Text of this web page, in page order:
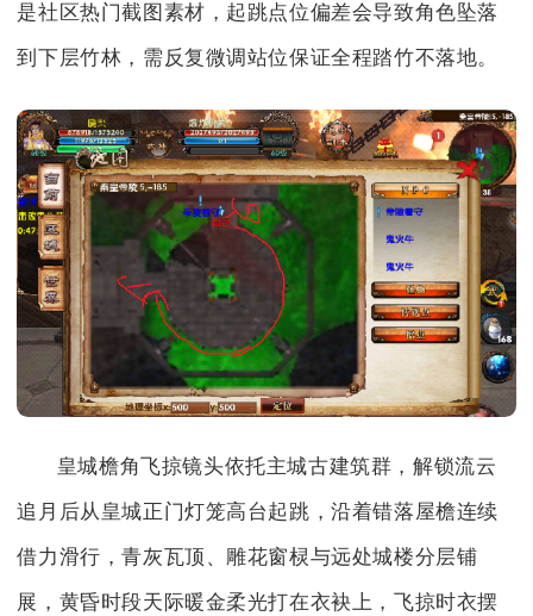
是社区热门截图素材，起跳点位偏差会导致角色坠落
到下层竹林，需反复微调站位保证全程踏竹不落地。
皇城檐角飞掠镜头依托主城古建筑群，解锁流云
追月后从皇城正门灯笼高台起跳，沿着错落屋檐连续
借力滑行，青灰瓦顶、雕花窗棂与远处城楼分层铺
展，黄昏时段天际暖金柔光打在衣袂上，飞掠时衣摆